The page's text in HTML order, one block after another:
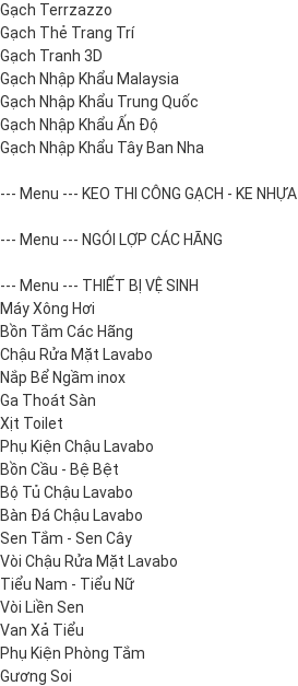
Gạch Terrzazzo
Gạch Thẻ Trang Trí
Gạch Tranh 3D
Gạch Nhập Khẩu Malaysia
Gạch Nhập Khẩu Trung Quốc
Gạch Nhập Khẩu Ấn Độ
Gạch Nhập Khẩu Tây Ban Nha
--- Menu --- KEO THI CÔNG GẠCH - KE NHỰA
--- Menu --- NGÓI LỢP CÁC HÃNG
--- Menu --- THIẾT BỊ VỆ SINH
Máy Xông Hơi
Bồn Tắm Các Hãng
Chậu Rửa Mặt Lavabo
Nắp Bể Ngầm inox
Ga Thoát Sàn
Xịt Toilet
Phụ Kiện Chậu Lavabo
Bồn Cầu - Bệ Bệt
Bộ Tủ Chậu Lavabo
Bàn Đá Chậu Lavabo
Sen Tắm - Sen Cây
Vòi Chậu Rửa Mặt Lavabo
Tiểu Nam - Tiểu Nữ
Vòi Liền Sen
Van Xả Tiểu
Phụ Kiện Phòng Tắm
Gương Soi